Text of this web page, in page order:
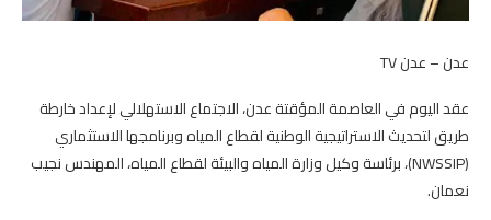
عدن – عدن TV
عقد اليوم في العاصمة المؤقتة عدن، الاجتماع الاستهلالي لإعداد خارطة
طريق لتحديث الاستراتيجية الوطنية لقطاع المياه وبرنامجها الاستثماري
(NWSSIP)، برئاسة وكيل وزارة المياه والبيئة لقطاع المياه، المهندس نجيب
نعمان.